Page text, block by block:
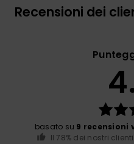
Recensioni dei
basato su 9 recensioni
Il 78% dei nostri